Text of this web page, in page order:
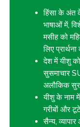
हिंसा के अंत
भाषाओं में,
मसीह को
लिए
देश में यीशु
सुसमाचार
अलौकिक
यीशु के नाम
गरीबों और
सैन्य,